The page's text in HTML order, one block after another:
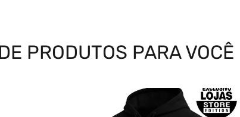
PRODUTOS PARA VOCÊ